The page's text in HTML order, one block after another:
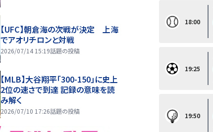
【UFC】朝倉海の次戦が決定 上海
でアオリチロンと対戦
2026/07/14 15:19話題の投稿
【MLB】大谷翔平「300-150」に史上
2位の速さで到達 記録の意味を読
み解く
2026/07/10 17:26話題の投稿
18:00
19:25
19:50